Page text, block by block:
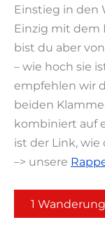
Einstieg in den
Einzig mit dem
bist du aber
– wie hoch sie
empfehlen wir
beiden
kombiniert auf
ist der Link, wie
–> unsere
1